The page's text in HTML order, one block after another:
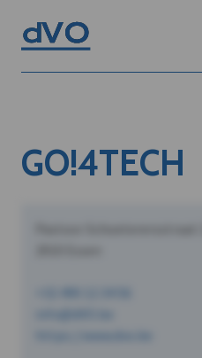
GO!4TECH